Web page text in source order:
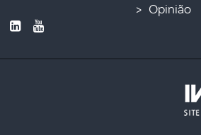
Opinião